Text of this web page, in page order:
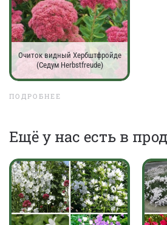
Очиток видный Хербштфройде
(Седум Herbstfreude)
ПОДРОБНЕЕ
Eщё у нас есть в